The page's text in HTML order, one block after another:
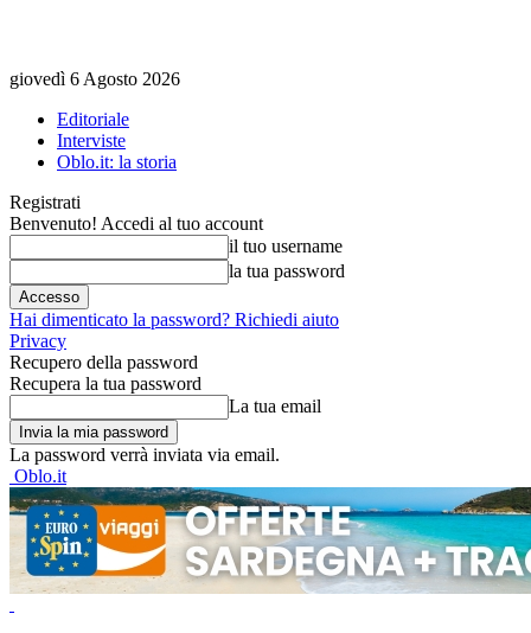
giovedì 6 Agosto 2026
Editoriale
Interviste
Oblo.it: la storia
Registrati
Benvenuto! Accedi al tuo account
il tuo username
la tua password
Hai dimenticato la password? Richiedi aiuto
Privacy
Recupero della password
Recupera la tua password
La tua email
La password verrà inviata via email.
Oblo.it